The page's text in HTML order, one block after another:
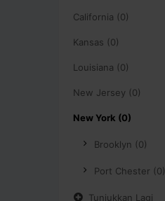
California (0)
Kansas (0)
Louisiana (0)
New Jersey (0)
New York (0)
Brooklyn (0)
Port Chester (0)
Tunjukkan Lagi